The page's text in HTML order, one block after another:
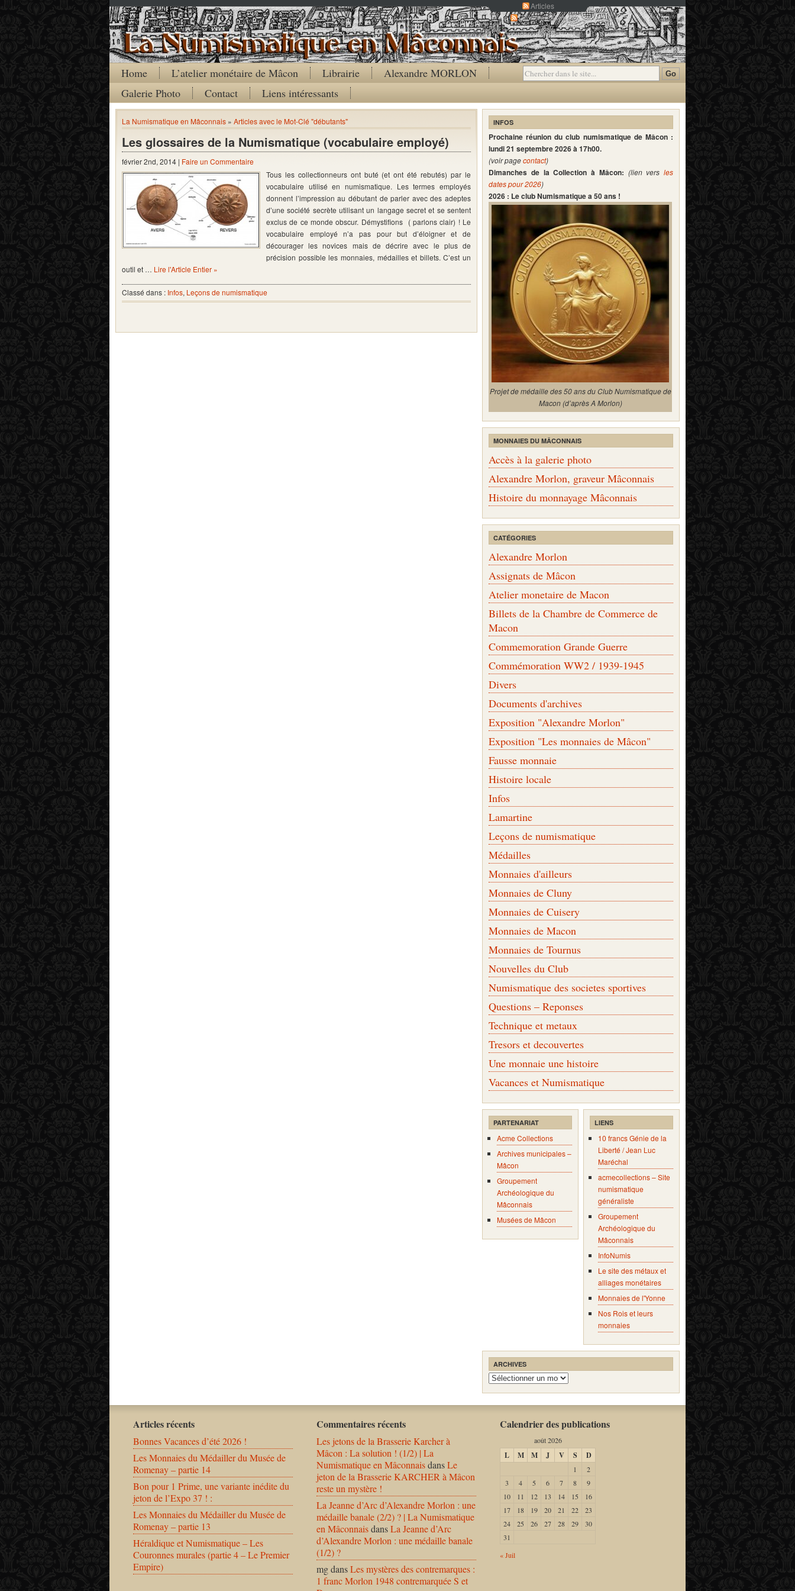
Articles
Commentaires
Home L’atelier monétaire de Mâcon Librairie
Alexandre MORLON
Galerie Photo
Contact Liens intéressants
La Numismatique en Mâconnais » Articles avec le Mot-Clé "débutants"
Les glossaires de la Numismatique (vocabulaire employé)
février 2nd, 2014 | Faire un Commentaire
Tous les collectionneurs ont buté (et ont été rebutés) par le
vocabulaire utilisé en numismatique. Les termes employés
donnent l’impression au débutant de parler avec des adeptes
d’une société secrète utilisant un langage secret et se sentent
exclus de ce monde obscur. Démystifions ( parlons clair) ! Le
vocabulaire employé n’a pas pour but d’éloigner et de
décourager les novices mais de décrire avec le plus de
précision possible les monnaies, médailles et billets. C’est un
outil et … Lire l'Article Entier »
Classé dans : Infos, Leçons de numismatique
INFOS
Prochaine réunion du club numismatique de Mâcon :
lundi 21 septembre 2026 à 17h00.
(voir pagecontact)
Dimanches de la Collection à Mâcon: (lien vers les
dates pour 2026)
2026 : Le club Numismatique a 50 ans !
Projet de médaille des 50 ans du Club Numismatique de
Macon (d’après A Morlon)
MONNAIES DU MÂCONNAIS
Accès à la galerie photo
Alexandre Morlon, graveur Mâconnais
Histoire du monnayage Mâconnais
CATÉGORIES
Alexandre Morlon
Assignats de Mâcon
Atelier monetaire de Macon
Billets de la Chambre de Commerce de
Macon
Commemoration Grande Guerre
Commémoration WW2 / 1939-1945
Divers
Documents d'archives
Exposition "Alexandre Morlon"
Exposition "Les monnaies de Mâcon"
Fausse monnaie
Histoire locale
Infos
Lamartine
Leçons de numismatique
Médailles
Monnaies d'ailleurs
Monnaies de Cluny
Monnaies de Cuisery
Monnaies de Macon
Monnaies de Tournus
Nouvelles du Club
Numismatique des societes sportives
Questions – Reponses
Technique et metaux
Tresors et decouvertes
Une monnaie une histoire
Vacances et Numismatique
PARTENARIAT
Acme Collections
Archives municipales –
Mâcon
Groupement
Archéologique du
Mâconnais
Musées de Mâcon
LIENS
10 francs Génie de la
Liberté / Jean Luc
Maréchal
acmecollections – Site
numismatique
généraliste
Groupement
Archéologique du
Mâconnais
InfoNumis
Le site des métaux et
alliages monétaires
Monnaies de l'Yonne
Nos Rois et leurs
monnaies
ARCHIVES
Archives
Articles récents
Bonnes Vacances d’été 2026 !
Les Monnaies du Médailler du Musée de
Romenay – partie 14
Bon pour 1 Prime, une variante inédite du
jeton de l’Expo 37 ! :
Les Monnaies du Médailler du Musée de
Romenay – partie 13
Héraldique et Numismatique – Les
Couronnes murales (partie 4 – Le Premier
Empire)
Commentaires récents
Les jetons de la Brasserie Karcher à
Mâcon : La solution ! (1/2) | La
Numismatique en MâconnaisdansLe
jeton de la Brasserie KARCHER à Mâcon
reste un mystère !
La Jeanne d’Arc d’Alexandre Morlon : une
médaille banale (2/2) ? | La Numismatique
en MâconnaisdansLa Jeanne d’Arc
d’Alexandre Morlon : une médaille banale
(1/2) ?
mgdansLes mystères des contremarques :
1 franc Morlon 1948 contremarquée S et
Calendrier des publications
août 2026
L M M J V S D
1
2
3
4 5 6 7 8
9
10
11 12 13 14 15
16
17
18 19 20 21 22
23
24
25 26 27 28 29
30
31
« Juil